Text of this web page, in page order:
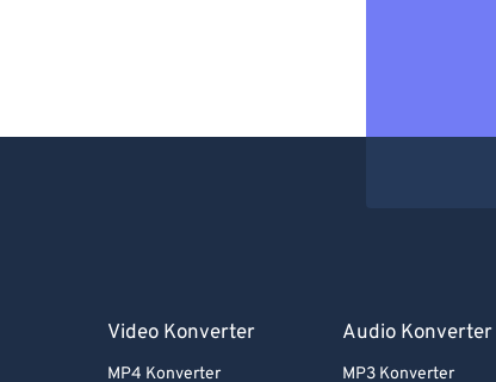
Video Konverter
MP4 Konverter
Audio Konverter
MP3 Konverter